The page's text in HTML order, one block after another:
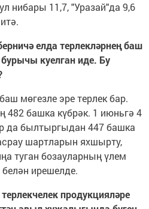
нибары 11,7, "Уразай"да 9,6
елда терлекләрнең баш
куелган иде. Бу
мөгезле эре терлек бар.
482 башка күбрәк. 1 июньгә 4
да былтыргыдан 447 башка
шартларын яхшырту,
туган бозауларның үлем
ирешелде.
продукцияләре